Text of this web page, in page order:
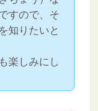
すので、そ
知りたいと
楽しみにし